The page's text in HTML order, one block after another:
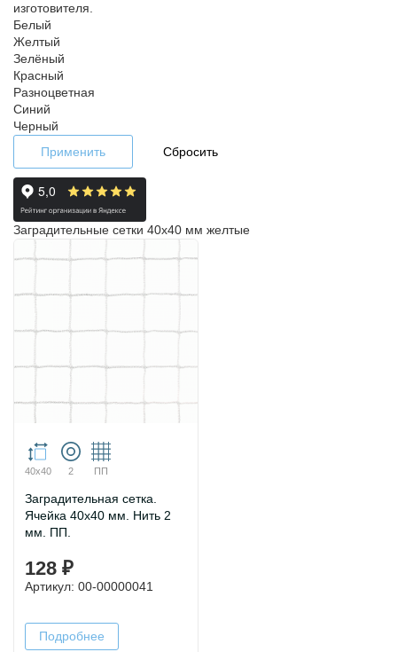
изготовителя.
Белый
Желтый
Зелёный
Красный
Разноцветная
Синий
Черный
Применить
Сбросить
Заградительные сетки 40x40 мм желтые
40х40 2 ПП
Заградительная сетка.
Ячейка 40х40 мм. Нить 2
мм. ПП.
128 ₽
Артикул: 00-00000041
Подробнее